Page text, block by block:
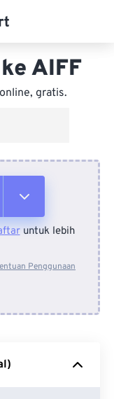
AIFF
gratis.
untuk lebih
Penggunaan